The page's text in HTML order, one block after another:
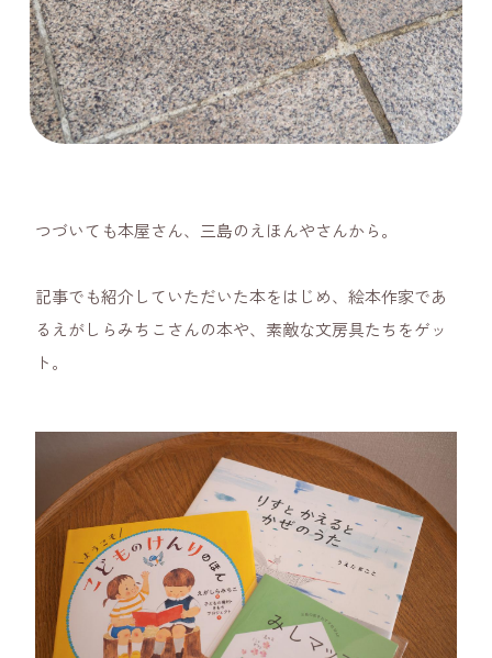
つづいても本屋さん、三島のえほんやさんから。
記事でも紹介していただいた本をはじめ、絵本作家であ
るえがしらみちこさんの本や、素敵な文房具たちをゲッ
ト。